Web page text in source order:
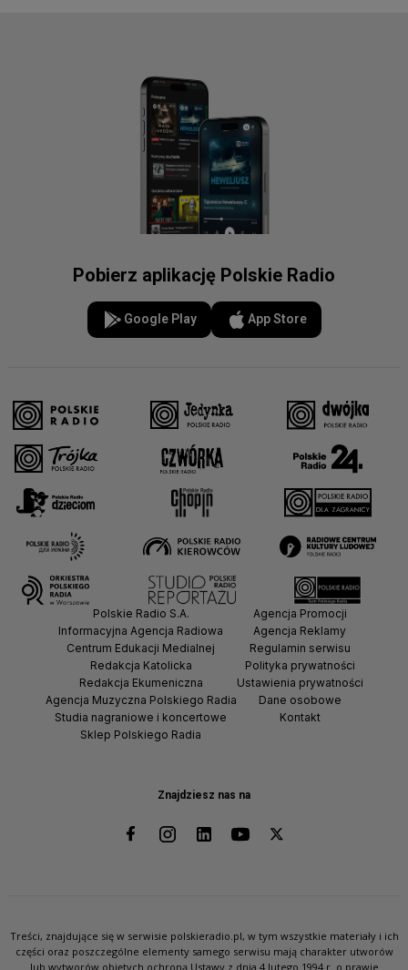
Pobierz aplikację Polskie Radio
Google Play App Store
Znajdziesz nas na
Polskie Radio S.A.
Informacyjna Agencja Radiowa
Centrum Edukacji Medialnej
Redakcja Katolicka
Redakcja Ekumeniczna
Agencja Muzyczna Polskiego Radia
Studia nagraniowe i koncertowe
Sklep Polskiego Radia
Agencja Promocji
Agencja Reklamy
Regulamin serwisu
Polityka prywatności
Ustawienia prywatności
Dane osobowe
Kontakt
Treści, znajdujące się w serwisie polskieradio.pl, w tym wszystkie materiały i ich
części oraz poszczególne elementy samego serwisu mają charakter utworów
lub wytworów objętych ochroną Ustawy z dnia 4 lutego 1994 r. o prawie